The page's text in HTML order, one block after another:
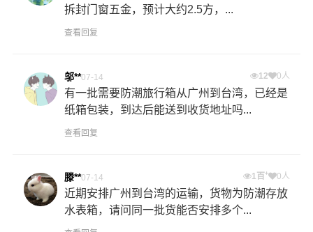
拆封门窗五金，预计大约2.5方，...
查看回复
邬**07-14 12 0人
有一批需要防潮旅行箱从广州到台湾，已经是
纸箱包装，到达后能送到收货地址吗...
查看回复
滕**07-14 1百+ 0人
近期安排广州到台湾的运输，货物为防潮存放
水表箱，请问同一批货能否安排多个...